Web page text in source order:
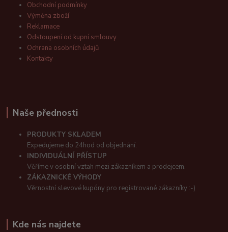
Obchodní podmínky
Výměna zboží
Reklamace
Odstoupení od kupní smlouvy
Ochrana osobních údajů
Kontakty
Naše přednosti
PRODUKTY SKLADEM
Expedujeme do 24hod od objednání.
INDIVIDUÁLNÍ PŘÍSTUP
Věříme v osobní vztah mezi zákazníkem a prodejcem.
ZÁKAZNICKÉ VÝHODY
Věrnostní slevové kupóny pro registrované zákazníky :-)
Kde nás najdete